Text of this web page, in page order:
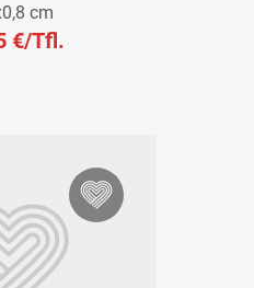
cm
€/Tfl.